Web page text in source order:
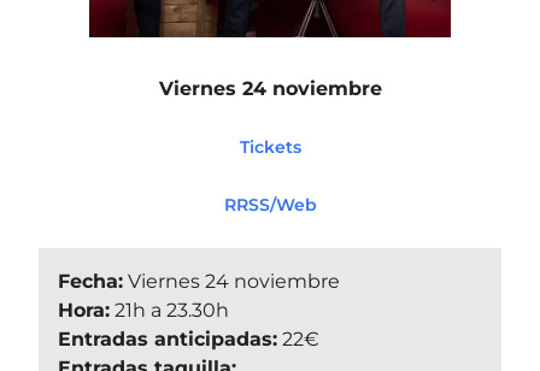
Viernes 24 noviembre
Tickets
RRSS/Web
Fecha: Viernes 24 noviembre
Hora: 21h a 23.30h
Entradas anticipadas: 22€